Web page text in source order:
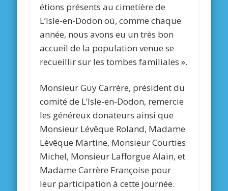
étions présents au cimetière de
L’Isle-en-Dodon où, comme chaque
année, nous avons eu un très bon
accueil de la population venue se
recueillir sur les tombes familiales ».
Monsieur Guy Carrère, président du
comité de L’Isle-en-Dodon, remercie
les généreux donateurs ainsi que
Monsieur Lévêque Roland, Madame
Lévêque Martine, Monsieur Courties
Michel, Monsieur Lafforgue Alain, et
Madame Carrère Françoise pour
leur participation à cette journée.